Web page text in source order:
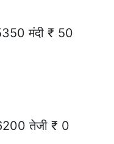
मंदी ₹ 50
तेजी ₹ 0